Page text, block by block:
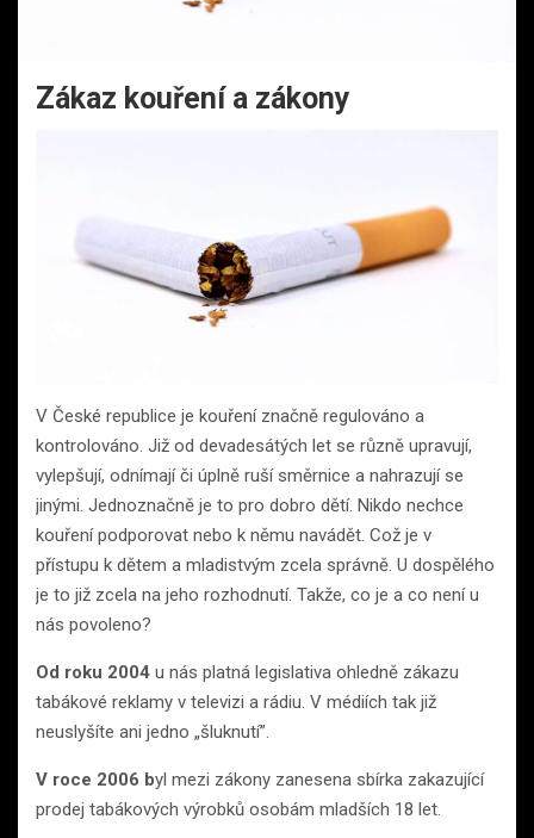
Zákaz kouření a zákony
V České republice je kouření značně regulováno a
kontrolováno. Již od devadesátých let se různě upravují,
vylepšují, odnímají či úplně ruší směrnice a nahrazují se
jinými. Jednoznačně je to pro dobro dětí. Nikdo nechce
kouření podporovat nebo k němu navádět. Což je v
přístupu k dětem a mladistvým zcela správně. U dospělého
je to již zcela na jeho rozhodnutí. Takže, co je a co není u
nás povoleno?
Od roku 2004 u nás platná legislativa ohledně zákazu
tabákové reklamy v televizi a rádiu. V médiích tak již
neuslyšíte ani jedno „šluknutí”.
V roce 2006 byl mezi zákony zanesena sbírka zakazující
prodej tabákových výrobků osobám mladších 18 let.